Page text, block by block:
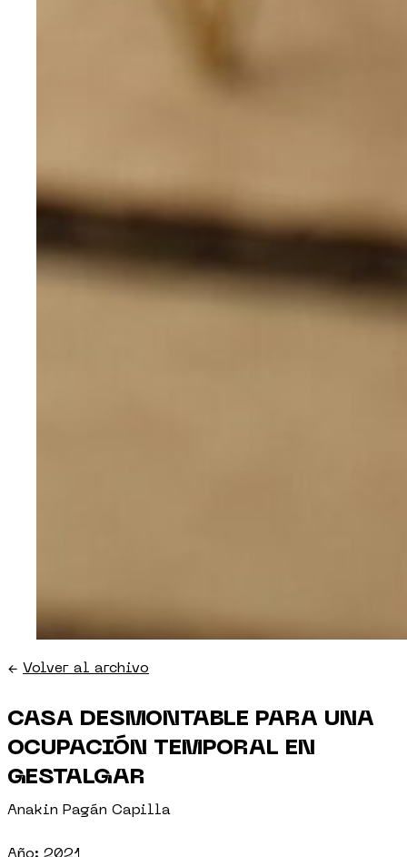
← Volver al archivo
CASA DESMONTABLE PARA UNA
OCUPACIÓN TEMPORAL EN
GESTALGAR
Anakin Pagán Capilla